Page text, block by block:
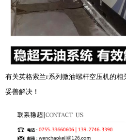
有关英格索兰r系列微油螺杆空压机的
妥善解决！